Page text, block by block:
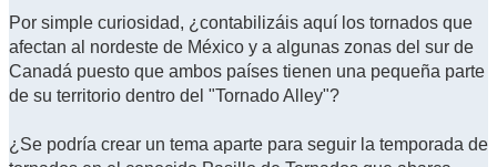
Por simple curiosidad, ¿contabilizáis aquí los tornados que
afectan al nordeste de México y a algunas zonas del sur de
Canadá puesto que ambos países tienen una pequeña parte
de su territorio dentro del "Tornado Alley"?
¿Se podría crear un tema aparte para seguir la temporada de